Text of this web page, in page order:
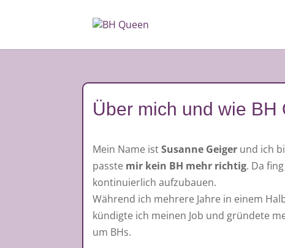
Über mich und wie
Mein Name istSusanne Geiger und ich
passte mir kein BH mehr richtig. Da
kontinuierlich aufzubauen.
Während ich mehrere Jahre in einem
kündigte ich meinen Job und gründete
um BHs.